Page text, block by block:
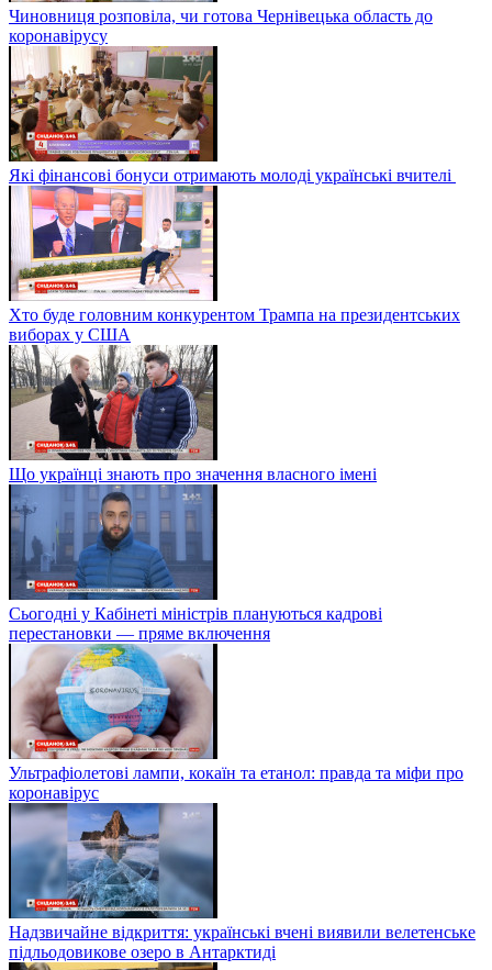
Чиновниця розповіла, чи готова Чернівецька область до
коронавірусу
Які фінансові бонуси отримають молоді українські вчителі
Хто буде головним конкурентом Трампа на президентських
виборах у США
Що українці знають про значення власного імені
Сьогодні у Кабінеті міністрів плануються кадрові
перестановки — пряме включення
Ультрафіолетові лампи, кокаїн та етанол: правда та міфи про
коронавірус
Надзвичайне відкриття: українські вчені виявили велетенське
підльодовикове озеро в Антарктиді